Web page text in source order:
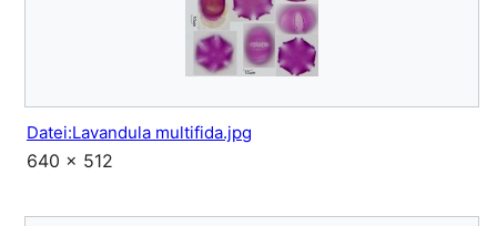
Datei:Lavandula multifida.jpg
640 × 512